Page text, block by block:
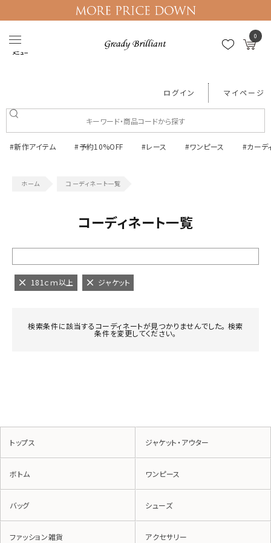
メニュー
0
ログイン マイページ
#新作アイテム #予約10%OFF #レース #ワンピース #カーデ
コーディネート一覧
コーディネート一覧
181ｃｍ以上 ジャケット
検索条件に該当するコーディネートが見つかりませんでした。 検索
条件を変更してください。
トップス ジャケット・アウター
ボトム ワンピース
バッグ シューズ
ファッション雑貨 アクセサリー